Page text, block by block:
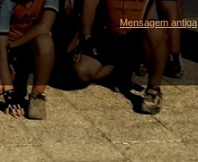
Mensagem antiga